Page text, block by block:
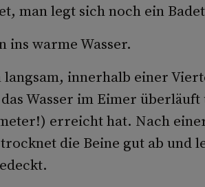
man legt sich noch ein
ins warme Wasser.
langsam, innerhalb einer
Wasser im Eimer überläuft
erreicht hat. Nach
die Beine gut ab und